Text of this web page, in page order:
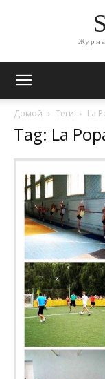
Домой Теги La
Tag: La